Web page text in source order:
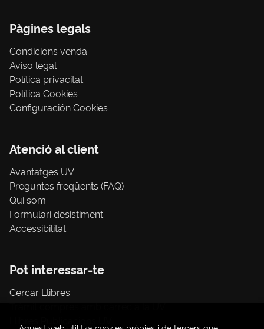
Pàgines legals
Condicions venda
Aviso legal
Política privacitat
Política Cookies
Configuración Cookies
Atenció al client
Avantatges UV
Preguntes freqüents (FAQ)
Qui som
Formulari desistiment
Accessibilitat
Pot interessar-te
Cercar Llibres